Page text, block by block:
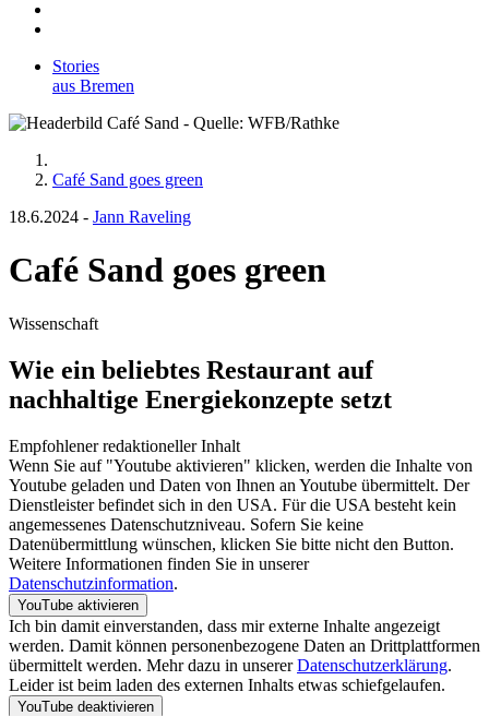
Stories
aus Bremen
Café Sand goes green
18.6.2024 - Jann Raveling
Café Sand goes green
Wissenschaft
Wie ein beliebtes Restaurant auf
nachhaltige Energiekonzepte setzt
Empfohlener redaktioneller Inhalt
Wenn Sie auf "Youtube aktivieren" klicken, werden die Inhalte von
Youtube geladen und Daten von Ihnen an Youtube übermittelt. Der
Dienstleister befindet sich in den USA. Für die USA besteht kein
angemessenes Datenschutzniveau. Sofern Sie keine
Datenübermittlung wünschen, klicken Sie bitte nicht den Button.
Weitere Informationen finden Sie in unserer
Datenschutzinformation.
YouTube aktivieren
Ich bin damit einverstanden, dass mir externe Inhalte angezeigt
werden. Damit können personenbezogene Daten an Drittplattformen
übermittelt werden. Mehr dazu in unsererDatenschutzerklärung.
Leider ist beim laden des externen Inhalts etwas schiefgelaufen.
YouTube deaktivieren